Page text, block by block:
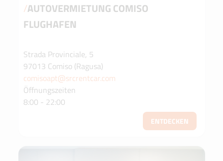
/AUTOVERMIETUNG COMISO
FLUGHAFEN
Strada Provinciale, 5
97013 Comiso (Ragusa)
comisoapt@srcrentcar.com
Öffnungszeiten
8:00 - 22:00
ENTDECKEN